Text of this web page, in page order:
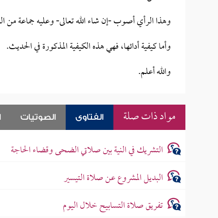
وهذا الرأي أصوب -إن شاء الله تعالى- وعليه جماعة من
وأما كيفية أدائها، فهي هذه الكيفية المذكورة في الحديث.
والله أعلم.
مواد ذات صلة الفتاوى الصوتيات
التشريك في النية بين صلاتي الضحى وقضاء الحاجة
البديل المشروع عن صلاة التيسير
تفريق صلاة التسابيح خلال اليوم